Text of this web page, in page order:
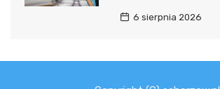
6 sierpnia 2026